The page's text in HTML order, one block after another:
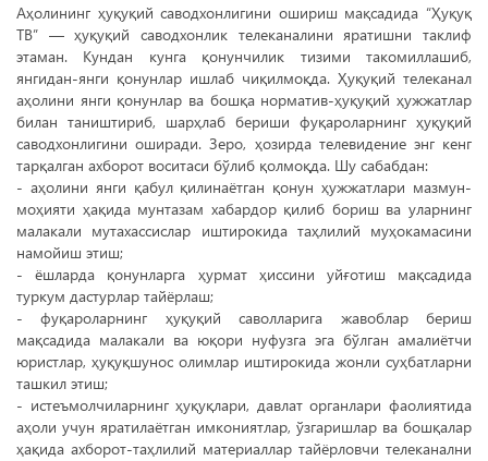
Аҳолининг ҳуқуқий саводхонлигини ошириш мақсадида “Ҳуқуқ
ТВ” — ҳуқуқий саводхонлик телеканалини яратишни таклиф
этаман. Кундан кунга қонунчилик тизими такомиллашиб,
янгидан-янги қонунлар ишлаб чиқилмоқда. Ҳуқуқий телеканал
аҳолини янги қонунлар ва бошқа норматив-ҳуқуқий ҳужжатлар
билан таништириб, шарҳлаб бериши фуқароларнинг ҳуқуқий
саводхонлигини оширади. Зеро, ҳозирда телевидение энг кенг
тарқалган ахборот воситаси бўлиб қолмоқда. Шу сабабдан:
- аҳолини янги қабул қилинаётган қонун ҳужжатлари мазмун-
моҳияти ҳақида мунтазам хабардор қилиб бориш ва уларнинг
малакали мутахассислар иштирокида таҳлилий муҳокамасини
намойиш этиш;
- ёшларда қонунларга ҳурмат ҳиссини уйғотиш мақсадида
туркум дастурлар тайёрлаш;
- фуқароларнинг ҳуқуқий саволларига жавоблар бериш
мақсадида малакали ва юқори нуфузга эга бўлган амалиётчи
юристлар, ҳуқуқшунос олимлар иштирокида жонли суҳбатларни
ташкил этиш;
- истеъмолчиларнинг ҳуқуқлари, давлат органлари фаолиятида
аҳоли учун яратилаётган имкониятлар, ўзгаришлар ва бошқалар
ҳақида ахборот-таҳлилий материаллар тайёрловчи телеканални